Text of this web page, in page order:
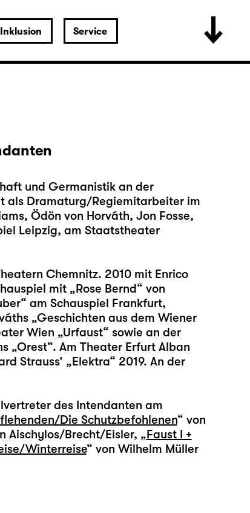
Inklusion Service
und Germanistik an der
als Dramaturg/Regiemitarbeiter im
Ödön von Horváth, Jon Fosse,
Leipzig, am Staatstheater
Chemnitz. 2010 mit Enrico
mit „Rose Bernd“ von
am Schauspiel Frankfurt,
„Geschichten aus dem Wiener
Wien „Urfaust“ sowie an der
„Orest“. Am Theater Erfurt Alban
Strauss’ „Elektra“ 2019. An der
des Intendanten am
Die Schutzbefohlenen“ von
Aischylos/Brecht/Eisler, „Faust I +
Winterreise“ von Wilhelm Müller